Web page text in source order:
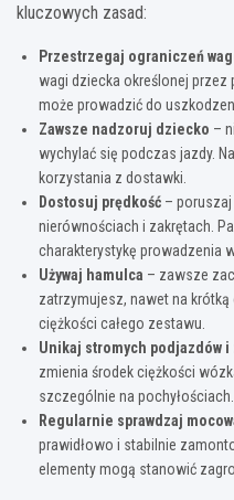
kluczowych zasad:
Przestrzegaj ograniczeń
wagi dziecka określonej
może prowadzić do
Zawsze nadzoruj dziecko –
wychylać się podczas jazdy.
korzystania z dostawki.
Dostosuj prędkość –
nierównościach i zakrętach.
charakterystykę prowadzenia
Używaj hamulca – zawsze
zatrzymujesz, nawet na
ciężkości całego zestawu.
Unikaj stromych podjazdów i
zmienia środek ciężkości
szczególnie na pochyłościach.
Regularnie sprawdzaj
prawidłowo i stabilnie
elementy mogą stanowić